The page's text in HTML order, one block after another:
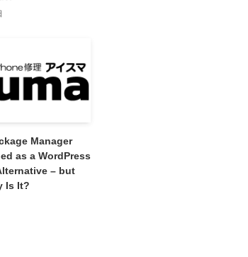
Manager
as a WordPress
– but
Is It?